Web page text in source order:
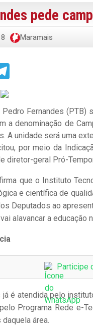
pede
Maramais
Fernandes (PTB)
a denominação de
A unidade será uma
por meio da
diretor-geral Pró-
que o Instituto
e científica de
Deputados ao
alavancar a educação
Participe
já é atendida pelo
Programa Rede e-
área.